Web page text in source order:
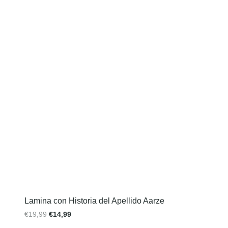
Lamina con Historia del Apellido Aarze
€19,99 €14,99